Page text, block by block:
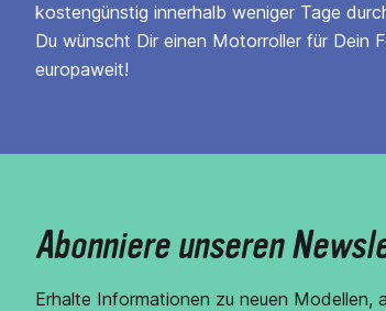
kostengünstig innerhalb weniger Tage
Du wünscht Dir einen Motorroller für Dein
europaweit!
Abonniere unseren
Erhalte Informationen zu neuen Modellen,